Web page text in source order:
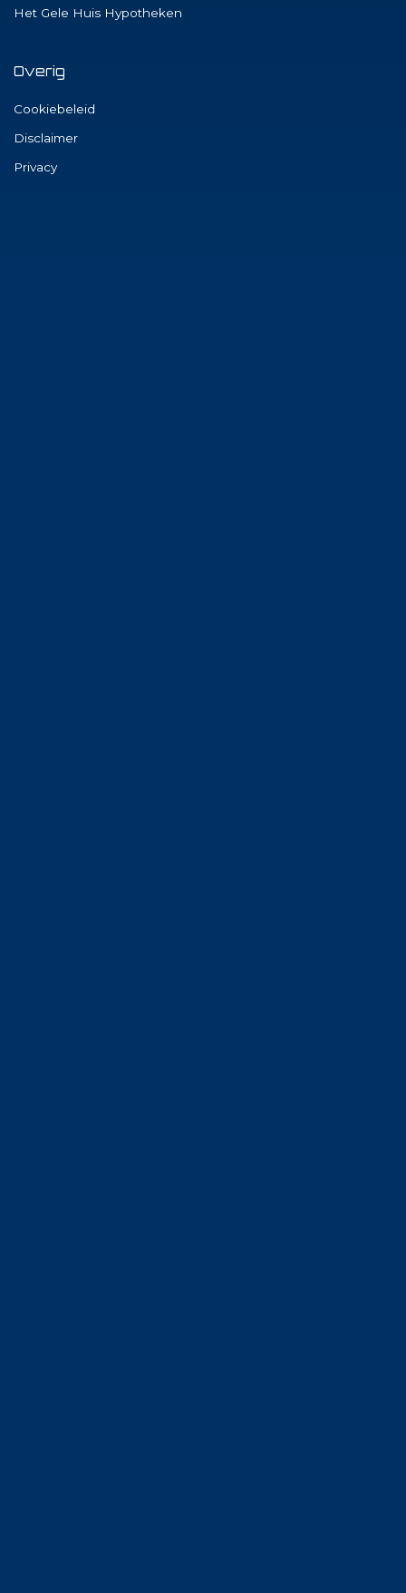
Het Gele Huis Hypotheken
Overig
Cookiebeleid
Disclaimer
Privacy